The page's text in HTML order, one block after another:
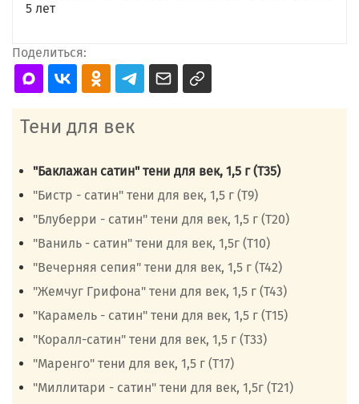
5 лет
Поделиться:
Тени для век
"Баклажан сатин" тени для век, 1,5 г (Т35)
"Бистр - сатин" тени для век, 1,5 г (Т9)
"Блуберри - сатин" тени для век, 1,5 г (Т20)
"Ваниль - сатин" тени для век, 1,5г (Т10)
"Вечерняя сепия" тени для век, 1,5 г (Т42)
"Жемчуг Грифона" тени для век, 1,5 г (Т43)
"Карамель - сатин" тени для век, 1,5 г (Т15)
"Коралл-сатин" тени для век, 1,5 г (Т33)
"Маренго" тени для век, 1,5 г (Т17)
"Миллитари - сатин" тени для век, 1,5г (Т21)